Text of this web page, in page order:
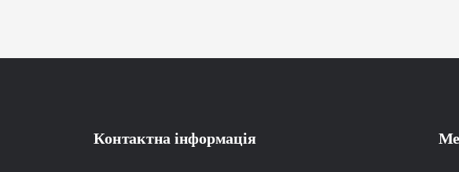
Контактна інформація